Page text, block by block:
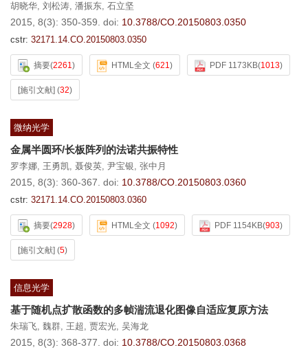
胡晓华, 刘松涛, 潘振东, 石立坚
2015, 8(3): 350-359. doi: 10.3788/CO.20150803.0350
cstr: 32171.14.CO.20150803.0350
摘要(2261) HTML全文 (621) PDF 1173KB(1013)
[施引文献] (32)
微纳光学
金属半圆环/长板阵列的法诺共振特性
罗李娜, 王勇凯, 聂俊英, 尹宝银, 张中月
2015, 8(3): 360-367. doi: 10.3788/CO.20150803.0360
cstr: 32171.14.CO.20150803.0360
摘要(2928) HTML全文 (1092) PDF 1154KB(903)
[施引文献] (5)
信息光学
基于随机点扩散函数的多帧湍流退化图像自适应复原方法
朱瑞飞, 魏群, 王超, 贾宏光, 吴海龙
2015, 8(3): 368-377. doi: 10.3788/CO.20150803.0368